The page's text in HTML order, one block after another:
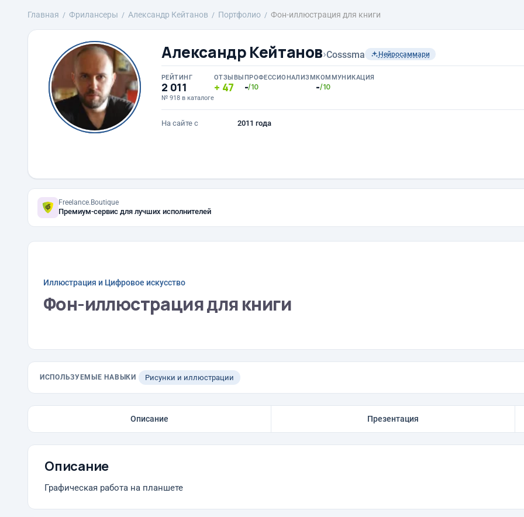
Главная Фрилансеры Александр Кейтанов Портфолио Фон-иллюстрация для книги
Александр Кейтанов›Cosssma Нейросаммари
РЕЙТИНГ
2 011
№ 918 в каталоге
ОТЗЫВЫ
47
ПРОФЕССИОНАЛИЗМ
-/10
КОММУНИКАЦИЯ
-/10
На сайте с 2011 года
Freelance.Boutique
Премиум-сервис для лучших исполнителей
Иллюстрация и Цифровое искусство
Фон-иллюстрация для книги
ИСПОЛЬЗУЕМЫЕ НАВЫКИ Рисунки и иллюстрации
Описание Презентация
Описание
Графическая работа на планшете